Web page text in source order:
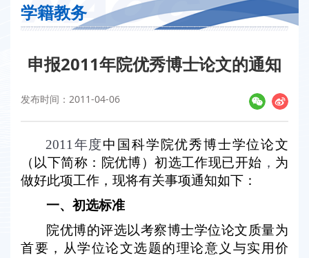
学籍教务
申报2011年院优秀博士论文的通知
发布时间：2011-04-06
2011年度中国科学院优秀博士学位论文
（以下简称：院优博）初选工作现已开始 ， 为
做好此项工作，现将有关事项通知如下：
一、初选标准
院优博的评选以考察博士学位论文质量为
首要，从学位论文选题的理论意义与实用价